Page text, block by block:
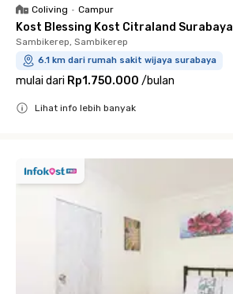
Coliving • Campur
Kost Blessing Kost Citraland Surabaya
Sambikerep, Sambikerep
6.1 km dari rumah sakit wijaya surabaya
mulai dari Rp1.750.000 /bulan
Lihat info lebih banyak